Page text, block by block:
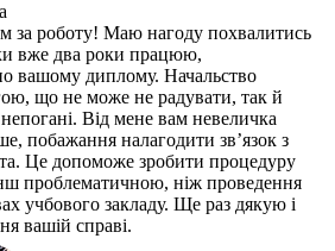
за роботу! Маю нагоду похвалитись
вже два роки працюю,
вашому диплому. Начальство
що не може не радувати, так й
Від мене вам невеличка
побажання налагодити зв’язок з
Це допоможе зробити процедуру
проблематичною, ніж проведення
учбового закладу. Ще раз дякую і
вашій справі.